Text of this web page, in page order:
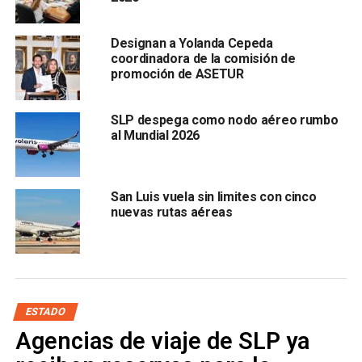
(Ricardo Gallardo Cardona)
mucho y nos compromete
más preparados para seguir recibiendo a más
turistas”.
Cepeda Echavarría compartió que estos vuelos también
reunirse con sus familias en la entidad potosina,de
manera más inmediata.
La secretaria de Turismo estatal explicó que
preliminarmente se conoce que no serán frecuencias
Designan a Yolanda Cepeda
coordinadora de la comisión de
promoción de ASETUR
SLP despega como nodo aéreo rumbo
al Mundial 2026
San Luis vuela sin limites con cinco
nuevas rutas aéreas
ESTADO
Agencias de viaje de SLP ya